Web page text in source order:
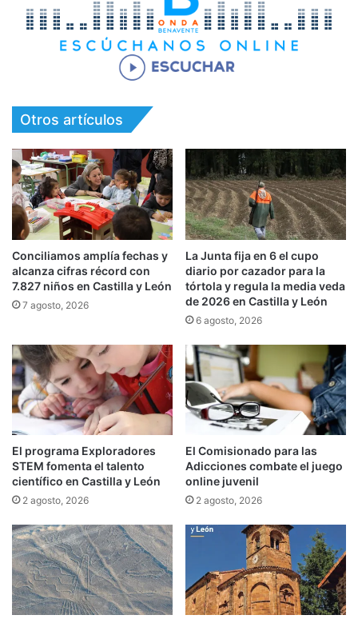
Otros artículos
Conciliamos amplía fechas y
alcanza cifras récord con
7.827 niños en Castilla y León
7 agosto, 2026
La Junta fija en 6 el cupo
diario por cazador para la
tórtola y regula la media veda
de 2026 en Castilla y León
6 agosto, 2026
El programa Exploradores
STEM fomenta el talento
científico en Castilla y León
2 agosto, 2026
El Comisionado para las
Adicciones combate el juego
online juvenil
2 agosto, 2026